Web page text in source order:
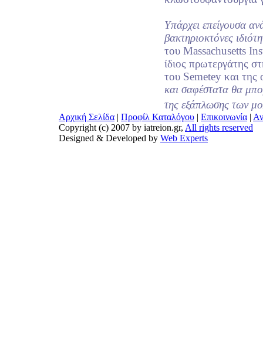
Υπάρχει επείγουσα
βακτηριοκτόνες
του Massachusetts
ίδιος πρωτεργάτης
του Semetey και
και σαφέστατα θα
της εξάπλωσης των
Αρχική Σελίδα | Προφίλ Καταλόγου | Επικοινωνία |
Copyright (c) 2007 by iatreion.gr, All rights reserved
Designed & Developed by Web Experts